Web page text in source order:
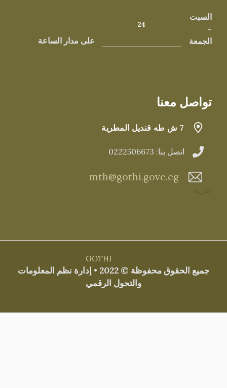
السبت
-
الجمعة
24
على مدار الساعة
تواصل معنا
7 ش طه قنديل المطرية
اتصل بنا: 0222506673
mth@gothi.gove.eg
GOTHI
جميع الحقوق محفوظة © 2022 • إدارة نظم المعلومات
والتحول الرقمي